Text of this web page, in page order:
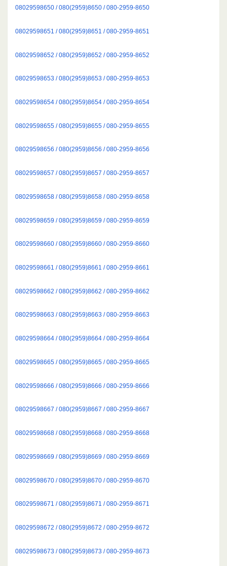
08029598650 / 080(2959)8650 / 080-2959-8650
08029598651 / 080(2959)8651 / 080-2959-8651
08029598652 / 080(2959)8652 / 080-2959-8652
08029598653 / 080(2959)8653 / 080-2959-8653
08029598654 / 080(2959)8654 / 080-2959-8654
08029598655 / 080(2959)8655 / 080-2959-8655
08029598656 / 080(2959)8656 / 080-2959-8656
08029598657 / 080(2959)8657 / 080-2959-8657
08029598658 / 080(2959)8658 / 080-2959-8658
08029598659 / 080(2959)8659 / 080-2959-8659
08029598660 / 080(2959)8660 / 080-2959-8660
08029598661 / 080(2959)8661 / 080-2959-8661
08029598662 / 080(2959)8662 / 080-2959-8662
08029598663 / 080(2959)8663 / 080-2959-8663
08029598664 / 080(2959)8664 / 080-2959-8664
08029598665 / 080(2959)8665 / 080-2959-8665
08029598666 / 080(2959)8666 / 080-2959-8666
08029598667 / 080(2959)8667 / 080-2959-8667
08029598668 / 080(2959)8668 / 080-2959-8668
08029598669 / 080(2959)8669 / 080-2959-8669
08029598670 / 080(2959)8670 / 080-2959-8670
08029598671 / 080(2959)8671 / 080-2959-8671
08029598672 / 080(2959)8672 / 080-2959-8672
08029598673 / 080(2959)8673 / 080-2959-8673